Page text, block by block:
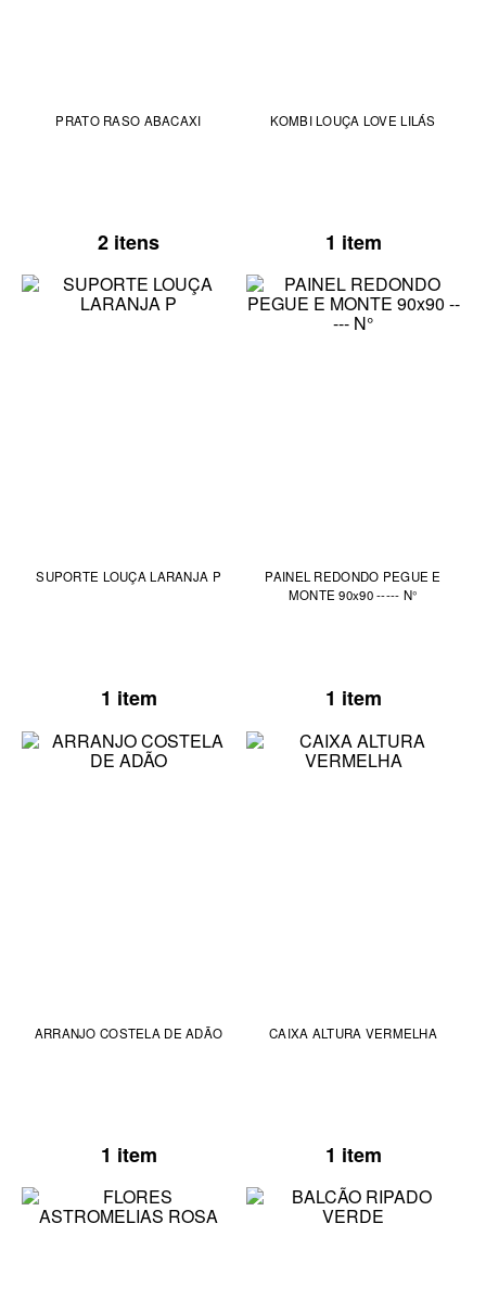
PRATO RASO ABACAXI
2 itens
KOMBI LOUÇA LOVE LILÁS
1 item
SUPORTE LOUÇA LARANJA P
1 item
PAINEL REDONDO PEGUE E
MONTE 90x90 ----- N°
1 item
ARRANJO COSTELA DE ADÃO
1 item
CAIXA ALTURA VERMELHA
1 item